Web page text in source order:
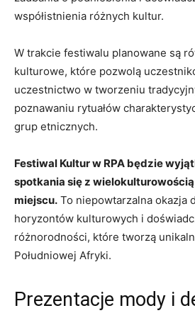
współistnienia ‌różnych ‌kultur.
W trakcie festiwalu⁤ planowane są
kulturowe, które pozwolą
uczestnictwo ⁣w tworzeniu
poznawaniu rytuałów
grup⁢ etnicznych.
Festiwal Kultur w RPA będzie
spotkania ⁤się‌ z
miejscu. To⁣ niepowtarzalna okazja
horyzontów‍ kulturowych i
różnorodności, które tworzą
Południowej Afryki.
Prezentacje mody i⁢